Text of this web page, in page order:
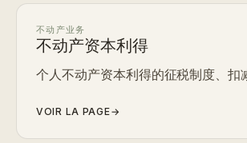
不动产业务
不动产资本利得
个人不动产资本利得的征税制度、扣
VOIR LA PAGE→